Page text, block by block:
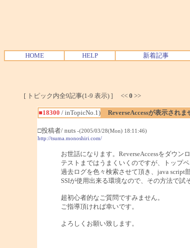
HOME HELP 新着記事
[ トピック内全9記事(1-9 表示) ] << 0 >>
■18300 / inTopicNo.1)
ReverseAccessが表示されま
□投稿者/ nuts -(2005/03/28(Mon) 18:11:46)
http://tsuma.monoshiri.com/
お世話になります。ReverseAccessをダウン
テストまではうまくいくのですが、トップペ
過去ログを色々検索させて頂き、java script
SSIが使用出来る環境なので、その方法で試
超初心者的なご質問ですみません。
ご指導頂ければ幸いです。
よろしくお願い致します。